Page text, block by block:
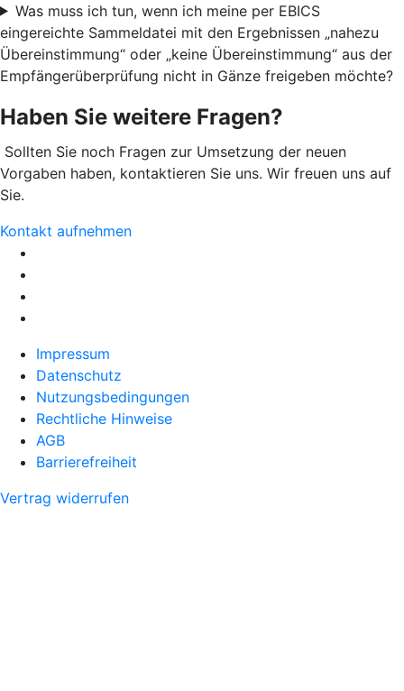
Was muss ich tun, wenn ich meine per EBICS
eingereichte Sammeldatei mit den Ergebnissen „nahezu
Übereinstimmung“ oder „keine Übereinstimmung“ aus der
Empfängerüberprüfung nicht in Gänze freigeben möchte?
Haben Sie weitere Fragen?
Sollten Sie noch Fragen zur Umsetzung der neuen
Vorgaben haben, kontaktieren Sie uns. Wir freuen uns auf
Sie.
Kontakt aufnehmen
Impressum
Datenschutz
Nutzungsbedingungen
Rechtliche Hinweise
AGB
Barrierefreiheit
Vertrag widerrufen